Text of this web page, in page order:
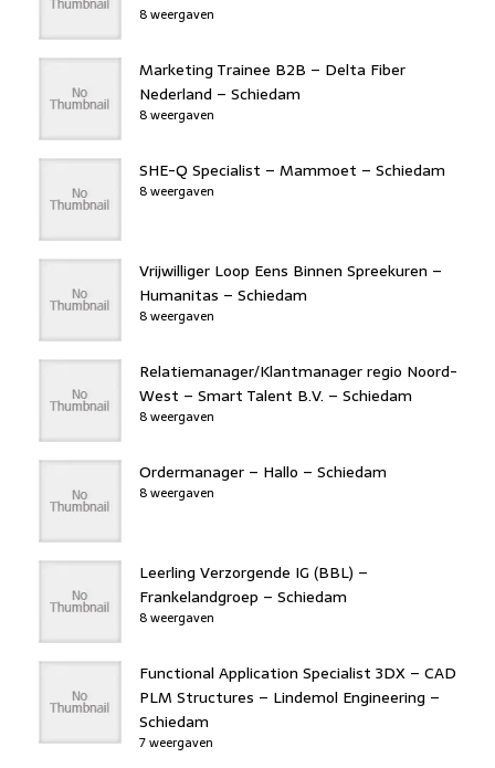
8 weergaven
Marketing Trainee B2B – Delta Fiber
Nederland – Schiedam
8 weergaven
SHE-Q Specialist – Mammoet – Schiedam
8 weergaven
Vrijwilliger Loop Eens Binnen Spreekuren –
Humanitas – Schiedam
8 weergaven
Relatiemanager/Klantmanager regio Noord-
West – Smart Talent B.V. – Schiedam
8 weergaven
Ordermanager – Hallo – Schiedam
8 weergaven
Leerling Verzorgende IG (BBL) –
Frankelandgroep – Schiedam
8 weergaven
Functional Application Specialist 3DX – CAD
PLM Structures – Lindemol Engineering –
Schiedam
7 weergaven